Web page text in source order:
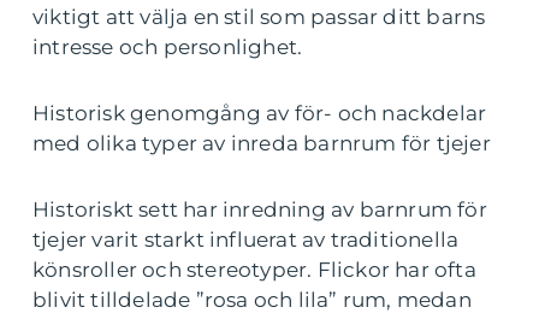
viktigt att välja en stil som passar ditt barns
intresse och personlighet.
Historisk genomgång av för- och nackdelar
med olika typer av inreda barnrum för tjejer
Historiskt sett har inredning av barnrum för
tjejer varit starkt influerat av traditionella
könsroller och stereotyper. Flickor har ofta
blivit tilldelade ”rosa och lila” rum, medan